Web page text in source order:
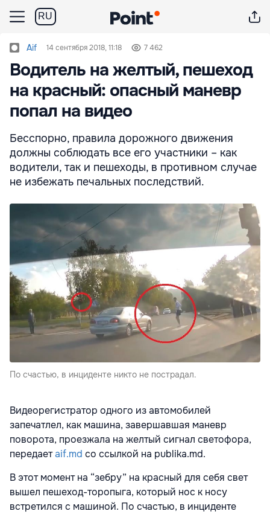
RU
Aif 14 сентября 2018, 11:18 7 462
Водитель на желтый, пешеход
на красный: опасный маневр
попал на видео
Бесспорно, правила дорожного движения
должны соблюдать все его участники – как
водители, так и пешеходы, в противном случае
не избежать печальных последствий.
По счастью, в инциденте никто не пострадал.
Видеорегистратор одного из автомобилей
запечатлел, как машина, завершавшая маневр
поворота, проезжала на желтый сигнал светофора,
передаетaif.md со ссылкой на publika.md.
В этот момент на “зебру” на красный для себя свет
вышел пешеход-торопыга, который нос к носу
встретился с машиной. По счастью, в инциденте